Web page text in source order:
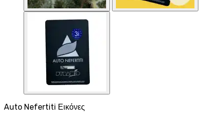
Auto Nefertiti Εικόνες